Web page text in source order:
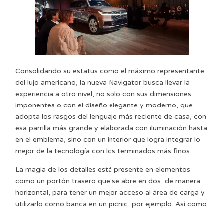
Consolidando su estatus como el máximo representante
del lujo americano, la nueva Navigator busca llevar la
experiencia a otro nivel, no solo con sus dimensiones
imponentes o con el diseño elegante y moderno, que
adopta los rasgos del lenguaje más reciente de casa, con
esa parrilla más grande y elaborada con iluminación hasta
en el emblema, sino con un interior que logra integrar lo
mejor de la tecnología con los terminados más finos.
La magia de los detalles está presente en elementos
como un portón trasero que se abre en dos, de manera
horizontal, para tener un mejor acceso al área de carga y
utilizarlo como banca en un picnic, por ejemplo. Así como